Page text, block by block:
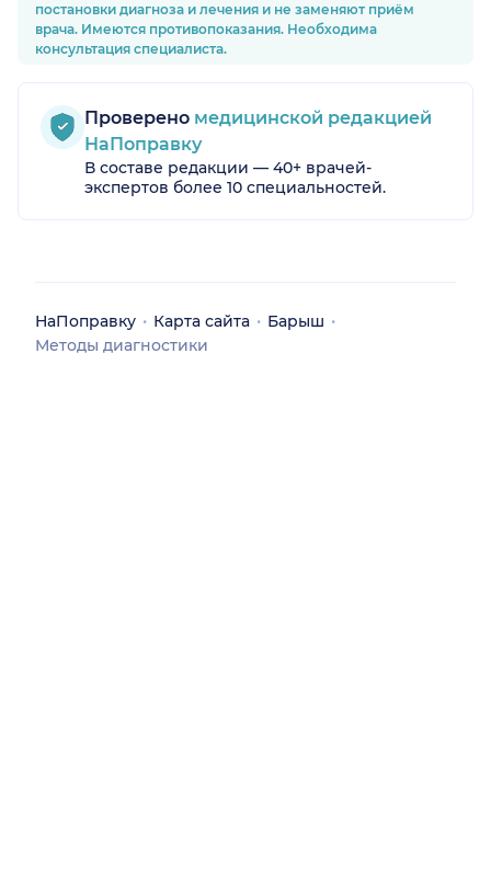
постановки диагноза и лечения и не заменяют приём
врача. Имеются противопоказания. Необходима
консультация специалиста.
Проверено медицинской редакцией
НаПоправку
В составе редакции — 40+ врачей-
экспертов более 10 специальностей.
НаПоправку Карта сайта
Барыш
Методы диагностики